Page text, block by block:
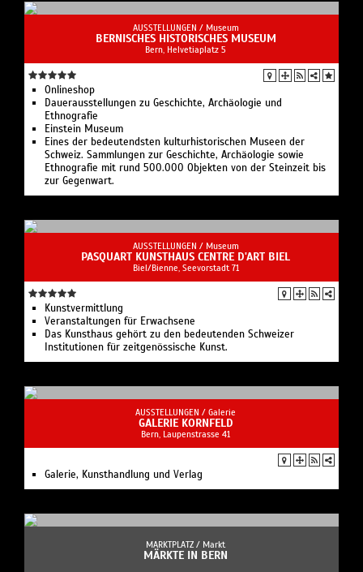
AUSSTELLUNGEN / Museum
BERNISCHES HISTORISCHES MUSEUM
Bern, Helvetiaplatz 5
Onlineshop
Dauerausstellungen zu Geschichte, Archäologie und
Ethnografie
Einstein Museum
Eines der bedeutendsten kulturhistorischen Museen der
Schweiz. Sammlungen zur Geschichte, Archäologie sowie
Ethnografie mit rund 500.000 Objekten von der Steinzeit bis
zur Gegenwart.
AUSSTELLUNGEN / Museum
PASQUART KUNSTHAUS CENTRE D'ART BIEL
Biel/Bienne, Seevorstadt 71
Kunstvermittlung
Veranstaltungen für Erwachsene
Das Kunsthaus gehört zu den bedeutenden Schweizer
Institutionen für zeitgenössische Kunst.
AUSSTELLUNGEN / Galerie
GALERIE KORNFELD
Bern, Laupenstrasse 41
Galerie, Kunsthandlung und Verlag
MARKTPLATZ / Markt
MÄRKTE IN BERN